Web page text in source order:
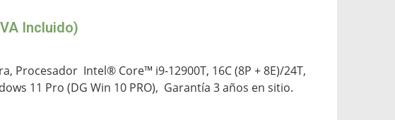
Incluido)
Procesador Intel® Core™ i9-12900T, 16C (8P + 8E)/24T,
11 Pro (DG Win 10 PRO), Garantía 3 años en sitio.